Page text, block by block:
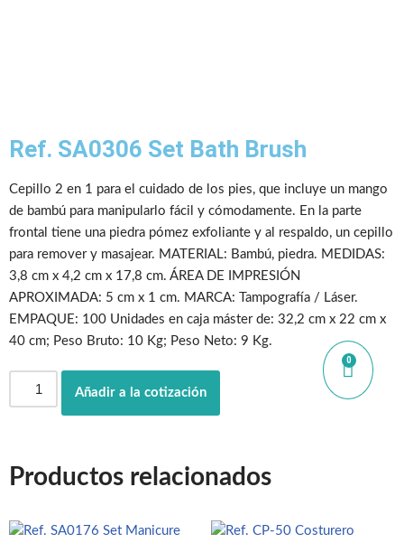
0
Ref. SA0306 Set Bath Brush
Cepillo 2 en 1 para el cuidado de los pies, que incluye un mango
de bambú para manipularlo fácil y cómodamente. En la parte
frontal tiene una piedra pómez exfoliante y al respaldo, un cepillo
para remover y masajear. MATERIAL: Bambú, piedra. MEDIDAS:
3,8 cm x 4,2 cm x 17,8 cm. ÁREA DE IMPRESIÓN
APROXIMADA: 5 cm x 1 cm. MARCA: Tampografía / Láser.
EMPAQUE: 100 Unidades en caja máster de: 32,2 cm x 22 cm x
40 cm; Peso Bruto: 10 Kg; Peso Neto: 9 Kg.
Añadir a la cotización
Productos relacionados